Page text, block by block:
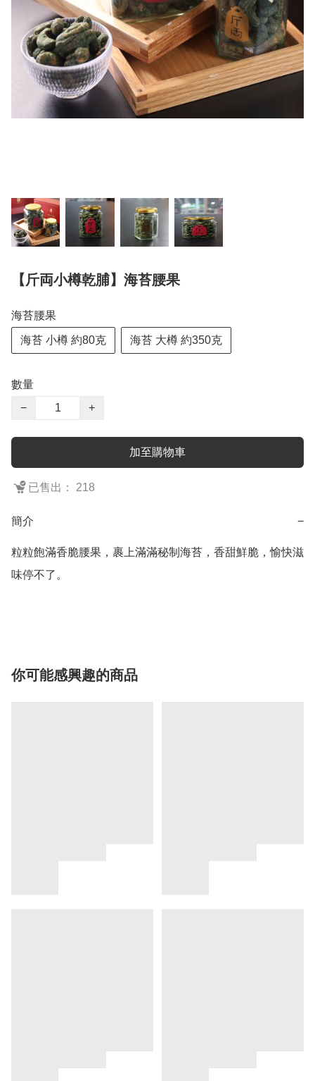
【斤両小樽乾脯】海苔腰果
海苔腰果
海苔 小樽 約80克 海苔 大樽 約350克
數量
−
+
加至購物車
已售出： 218
簡介 −
粒粒飽滿香脆腰果，裹上滿滿秘制海苔，香甜鮮脆，愉快滋
味停不了。
你可能感興趣的商品